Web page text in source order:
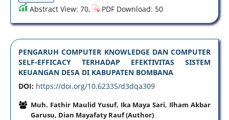
Abstract View: 70, PDF Download: 50
PENGARUH COMPUTER KNOWLEDGE DAN COMPUTER
SELF-EFFICACY TERHADAP EFEKTIVITAS SISTEM
KEUANGAN DESA DI KABUPATEN BOMBANA
DOI: https://doi.org/10.62335/d3dqa309
Muh. Fathir Maulid Yusuf, Ika Maya Sari, Ilham Akbar
Garusu, Dian Mayafaty Rauf (Author)